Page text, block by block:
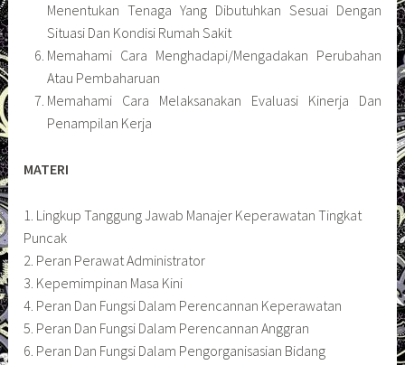
Menentukan Tenaga Yang Dibutuhkan Sesuai Dengan
Situasi Dan Kondisi Rumah Sakit
Memahami Cara Menghadapi/Mengadakan Perubahan
Atau Pembaharuan
Memahami Cara Melaksanakan Evaluasi Kinerja Dan
Penampilan Kerja
MATERI
1. Lingkup Tanggung Jawab Manajer Keperawatan Tingkat
Puncak
2. Peran Perawat Administrator
3. Kepemimpinan Masa Kini
4. Peran Dan Fungsi Dalam Perencannan Keperawatan
5. Peran Dan Fungsi Dalam Perencannan Anggran
6. Peran Dan Fungsi Dalam Pengorganisasian Bidang